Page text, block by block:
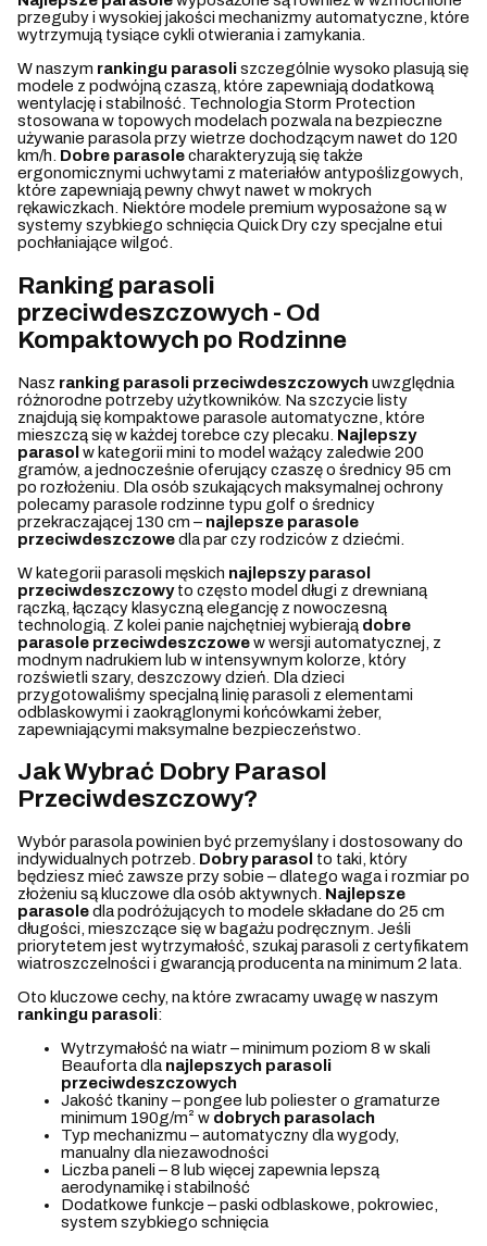
przeguby i wysokiej jakości mechanizmy automatyczne, które
wytrzymują tysiące cykli otwierania i zamykania.
W naszym rankingu parasoliszczególnie wysoko plasują się
modele z podwójną czaszą, które zapewniają dodatkową
wentylację i stabilność. Technologia Storm Protection
stosowana w topowych modelach pozwala na bezpieczne
używanie parasola przy wietrze dochodzącym nawet do 120
km/h. Dobre parasolecharakteryzują się także
ergonomicznymi uchwytami z materiałów antypoślizgowych,
które zapewniają pewny chwyt nawet w mokrych
rękawiczkach. Niektóre modele premium wyposażone są w
systemy szybkiego schnięcia Quick Dry czy specjalne etui
pochłaniające wilgoć.
Ranking parasoli
przeciwdeszczowych - Od
Kompaktowych po Rodzinne
Nasz ranking parasoli przeciwdeszczowychuwzględnia
różnorodne potrzeby użytkowników. Na szczycie listy
znajdują się kompaktowe parasole automatyczne, które
mieszczą się w każdej torebce czy plecaku. Najlepszy
parasol w kategorii mini to model ważący zaledwie 200
gramów, a jednocześnie oferujący czaszę o średnicy 95 cm
po rozłożeniu. Dla osób szukających maksymalnej ochrony
polecamy parasole rodzinne typu golf o średnicy
przekraczającej 130 cm – najlepsze parasole
przeciwdeszczowedla par czy rodziców z dziećmi.
W kategorii parasoli męskich najlepszy parasol
przeciwdeszczowyto często model długi z drewnianą
rączką, łączący klasyczną elegancję z nowoczesną
technologią. Z kolei panie najchętniej wybierają dobre
parasole przeciwdeszczowew wersji automatycznej, z
modnym nadrukiem lub w intensywnym kolorze, który
rozświetli szary, deszczowy dzień. Dla dzieci
przygotowaliśmy specjalną linię parasoli z elementami
odblaskowymi i zaokrąglonymi końcówkami żeber,
zapewniającymi maksymalne bezpieczeństwo.
Jak Wybrać Dobry Parasol
Przeciwdeszczowy?
Wybór parasola powinien być przemyślany i dostosowany do
indywidualnych potrzeb. Dobry parasol to taki, który
będziesz mieć zawsze przy sobie – dlatego waga i rozmiar po
złożeniu są kluczowe dla osób aktywnych. Najlepsze
parasoledla podróżujących to modele składane do 25 cm
długości, mieszczące się w bagażu podręcznym. Jeśli
priorytetem jest wytrzymałość, szukaj parasoli z certyfikatem
wiatroszczelności i gwarancją producenta na minimum 2 lata.
Oto kluczowe cechy, na które zwracamy uwagę w naszym
rankingu parasoli:
Wytrzymałość na wiatr – minimum poziom 8 w skali
Beauforta dla najlepszych parasoli
przeciwdeszczowych
Jakość tkaniny – pongee lub poliester o gramaturze
minimum 190g/m² w dobrych parasolach
Typ mechanizmu – automatyczny dla wygody,
manualny dla niezawodności
Liczba paneli – 8 lub więcej zapewnia lepszą
aerodynamikę i stabilność
Dodatkowe funkcje – paski odblaskowe, pokrowiec,
system szybkiego schnięcia